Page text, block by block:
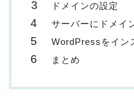
ドメインの設定
サーバーにドメイ
WordPressをイン
まとめ